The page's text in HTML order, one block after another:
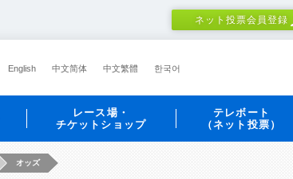
ネット投票会員登録
English 中文简体 中文繁體 한국어
レース場・
チケットショップ
テレボート
（ネット投票）
オッズ